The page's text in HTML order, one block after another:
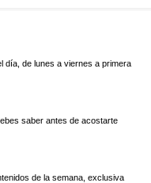
día, de lunes a viernes a primera
saber antes de acostarte
de la semana, exclusiva